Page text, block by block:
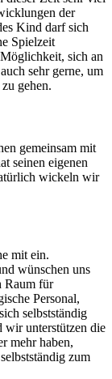
der
Kind darf sich
Spielzeit
sich an
sehr gerne, um
gehen.
gemeinsam mit
seinen eigenen
wickeln wir
mit ein.
wünschen uns
Raum für
Personal,
selbstständig
wir unterstützen die
mehr haben,
zum